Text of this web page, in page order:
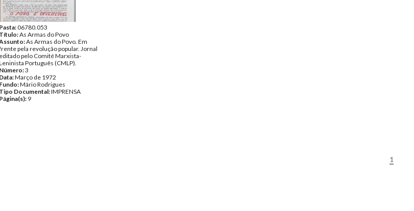
Pasta:06780.053
Título:As Armas do Povo
As Armas do Povo. Em
pela revolução popular. Jornal
editado pelo Comité Marxista-
Português (CMLP).
Número:3
Data:Março de 1972
Fundo:Mário Rodrigues
Tipo Documental:IMPRENSA
Página(s): 9
1